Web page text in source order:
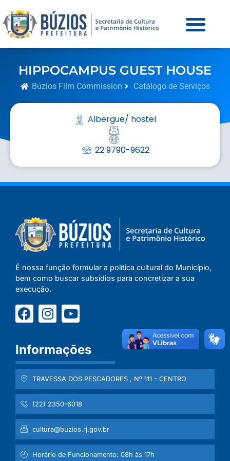
HIPPOCAMPUS GUEST HOUSE
Búzios Film Commission Catálogo de Serviços
Albergue/ hostel
22 9790-9622
É nossa função formular a política cultural do Município,
bem como buscar subsídios para concretizar a sua
execução.
Informações
TRAVESSA DOS PESCADORES , Nº 111 - CENTRO
(22) 2350-6018
cultura@buzios.rj.gov.br
Horário de Funcionamento: 08h às 17h